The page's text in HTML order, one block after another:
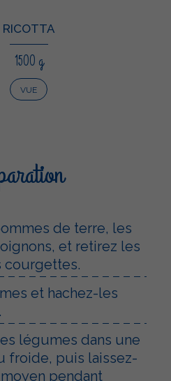
RICOTTA
1500 g
VUE
de terre, les
et retirez les
courgettes.
et hachez-les
légumes dans une
froide, puis laissez-
pendant